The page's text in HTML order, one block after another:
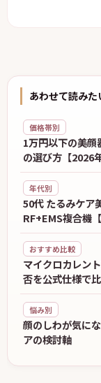
あわせて読みた
価格帯別
1万円以下の美
の選び方【2026年
年代別
50代 たるみケア
RF+EMS複合機【
おすすめ比較
マイクロカレン
否を公式仕様で
悩み別
顔のしわが気に
アの検討軸